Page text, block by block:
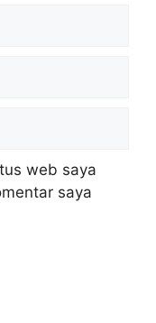
web saya
saya